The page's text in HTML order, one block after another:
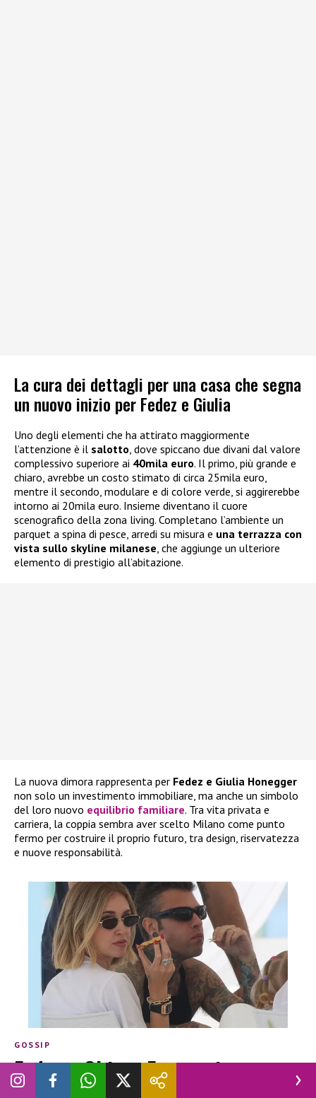
La cura dei dettagli per una casa che segna
un nuovo inizio per Fedez e Giulia
Uno degli elementi che ha attirato maggiormente
l’attenzione è il salotto, dove spiccano due divani dal valore
complessivo superiore ai 40mila euro. Il primo, più grande e
chiaro, avrebbe un costo stimato di circa 25mila euro,
mentre il secondo, modulare e di colore verde, si aggirerebbe
intorno ai 20mila euro. Insieme diventano il cuore
scenografico della zona living. Completano l’ambiente un
parquet a spina di pesce, arredi su misura e una terrazza con
vista sullo skyline milanese, che aggiunge un ulteriore
elemento di prestigio all’abitazione.
La nuova dimora rappresenta per Fedez e Giulia Honegger
non solo un investimento immobiliare, ma anche un simbolo
del loro nuovo equilibrio familiare. Tra vita privata e
carriera, la coppia sembra aver scelto Milano come punto
fermo per costruire il proprio futuro, tra design, riservatezza
e nuove responsabilità.
GOSSIP
Fedez e Chiara Ferragni, era una